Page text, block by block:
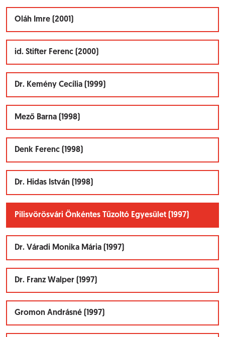
Oláh Imre (2001)
id. Stifter Ferenc (2000)
Dr. Kemény Cecília (1999)
Mező Barna (1998)
Denk Ferenc (1998)
Dr. Hidas István (1998)
Pilisvörösvári Önkéntes Tűzoltó Egyesület (1997)
Dr. Váradi Monika Mária (1997)
Dr. Franz Walper (1997)
Gromon Andrásné (1997)